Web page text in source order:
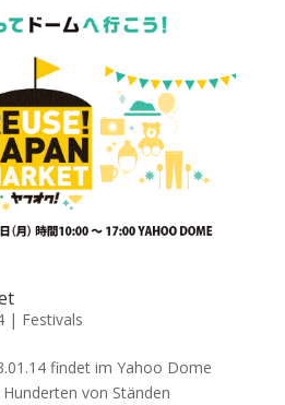
| Festivals
findet im Yahoo Dome
von Ständen